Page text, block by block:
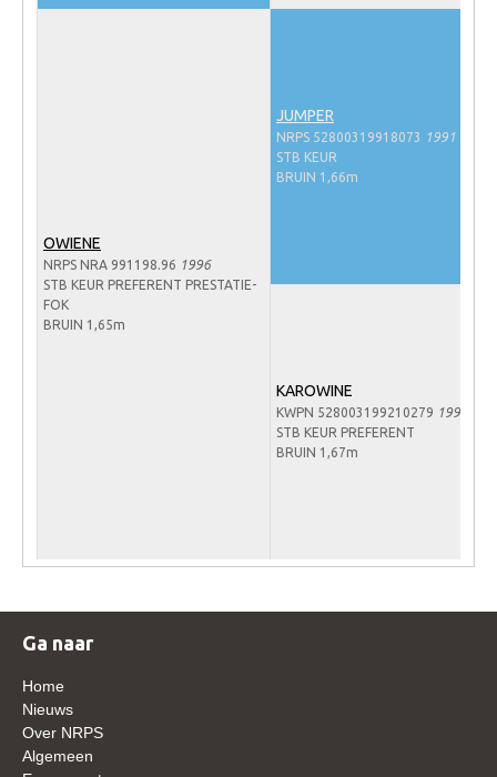
Veulens en merries
PEDIGREE ONLINE
Veulen registratie
OWIENE
NRPS NRA 991198.96 1996
STB KEUR PREFERENT PRESTATIE-
FOK
BRUIN 1,65m
JUMPER
NRPS 52800319918073
1991
STB KEUR
BRUIN 1,66m
KAROWINE
KWPN 528003199210279 1992
STB KEUR PREFERENT
BRUIN 1,67m
Ga naar
Home
Nieuws
Over NRPS
Algemeen